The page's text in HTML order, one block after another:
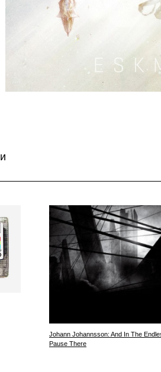
Johann Johannsson: And In The
Pause There